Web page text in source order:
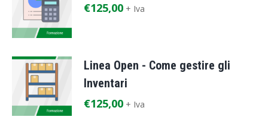
€125,00 + Iva
Linea Open - Come gestire gli
Inventari
€125,00 + Iva